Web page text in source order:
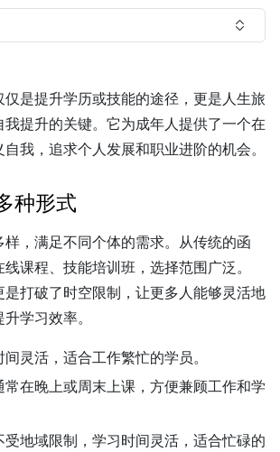
是提升学历或技能的途径，更是人生旅
提升的关键。它为成年人提供了一个在
我，追求个人发展和职业进阶的机会。
种形式
，满足不同个体的需求。从传统的函
课程、技能培训班，选择范围广泛。
打破了时空限制，让更多人能够灵活地
学习效率。
灵活，适合工作繁忙的学员。
常在晚上或周末上课，方便兼顾工作和学
受地域限制，学习时间灵活，适合忙碌的